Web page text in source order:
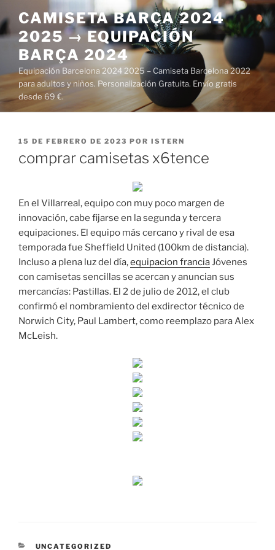
al
contenido
CAMISETA BARÇA 2024
2025 → EQUIPACIÓN
BARÇA 2024
Equipación Barcelona 2024 2025 – Camiseta Barcelona 2022
para adultos y niños. Personalización Gratuita. Envío gratis
desde 69 €.
PUBLICADO
15 DE FEBRERO DE 2023 POR ISTERN
comprar camisetas x6tence
En el Villarreal, equipo con muy poco margen de
innovación, cabe fijarse en la segunda y tercera
equipaciones. El equipo más cercano y rival de esa
temporada fue Sheffield United (100km de distancia).
Incluso a plena luz del día,equipacion franciaJóvenes
con camisetas sencillas se acercan y anuncian sus
mercancías: Pastillas. El 2 de julio de 2012, el club
confirmó el nombramiento del exdirector técnico de
Norwich City, Paul Lambert, como reemplazo para Alex
McLeish.
CATEGORÍAS
UNCATEGORIZED